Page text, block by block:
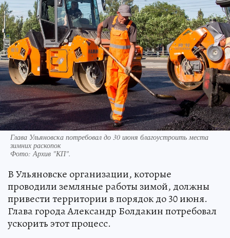
Глава Ульяновска потребовал до 30 июня благоустроить места
зимних раскопок
Фото:Архив "КП".
В Ульяновске организации, которые
проводили земляные работы зимой, должны
привести территории в порядок до 30 июня.
Глава города Александр Болдакин потребовал
ускорить этот процесс.